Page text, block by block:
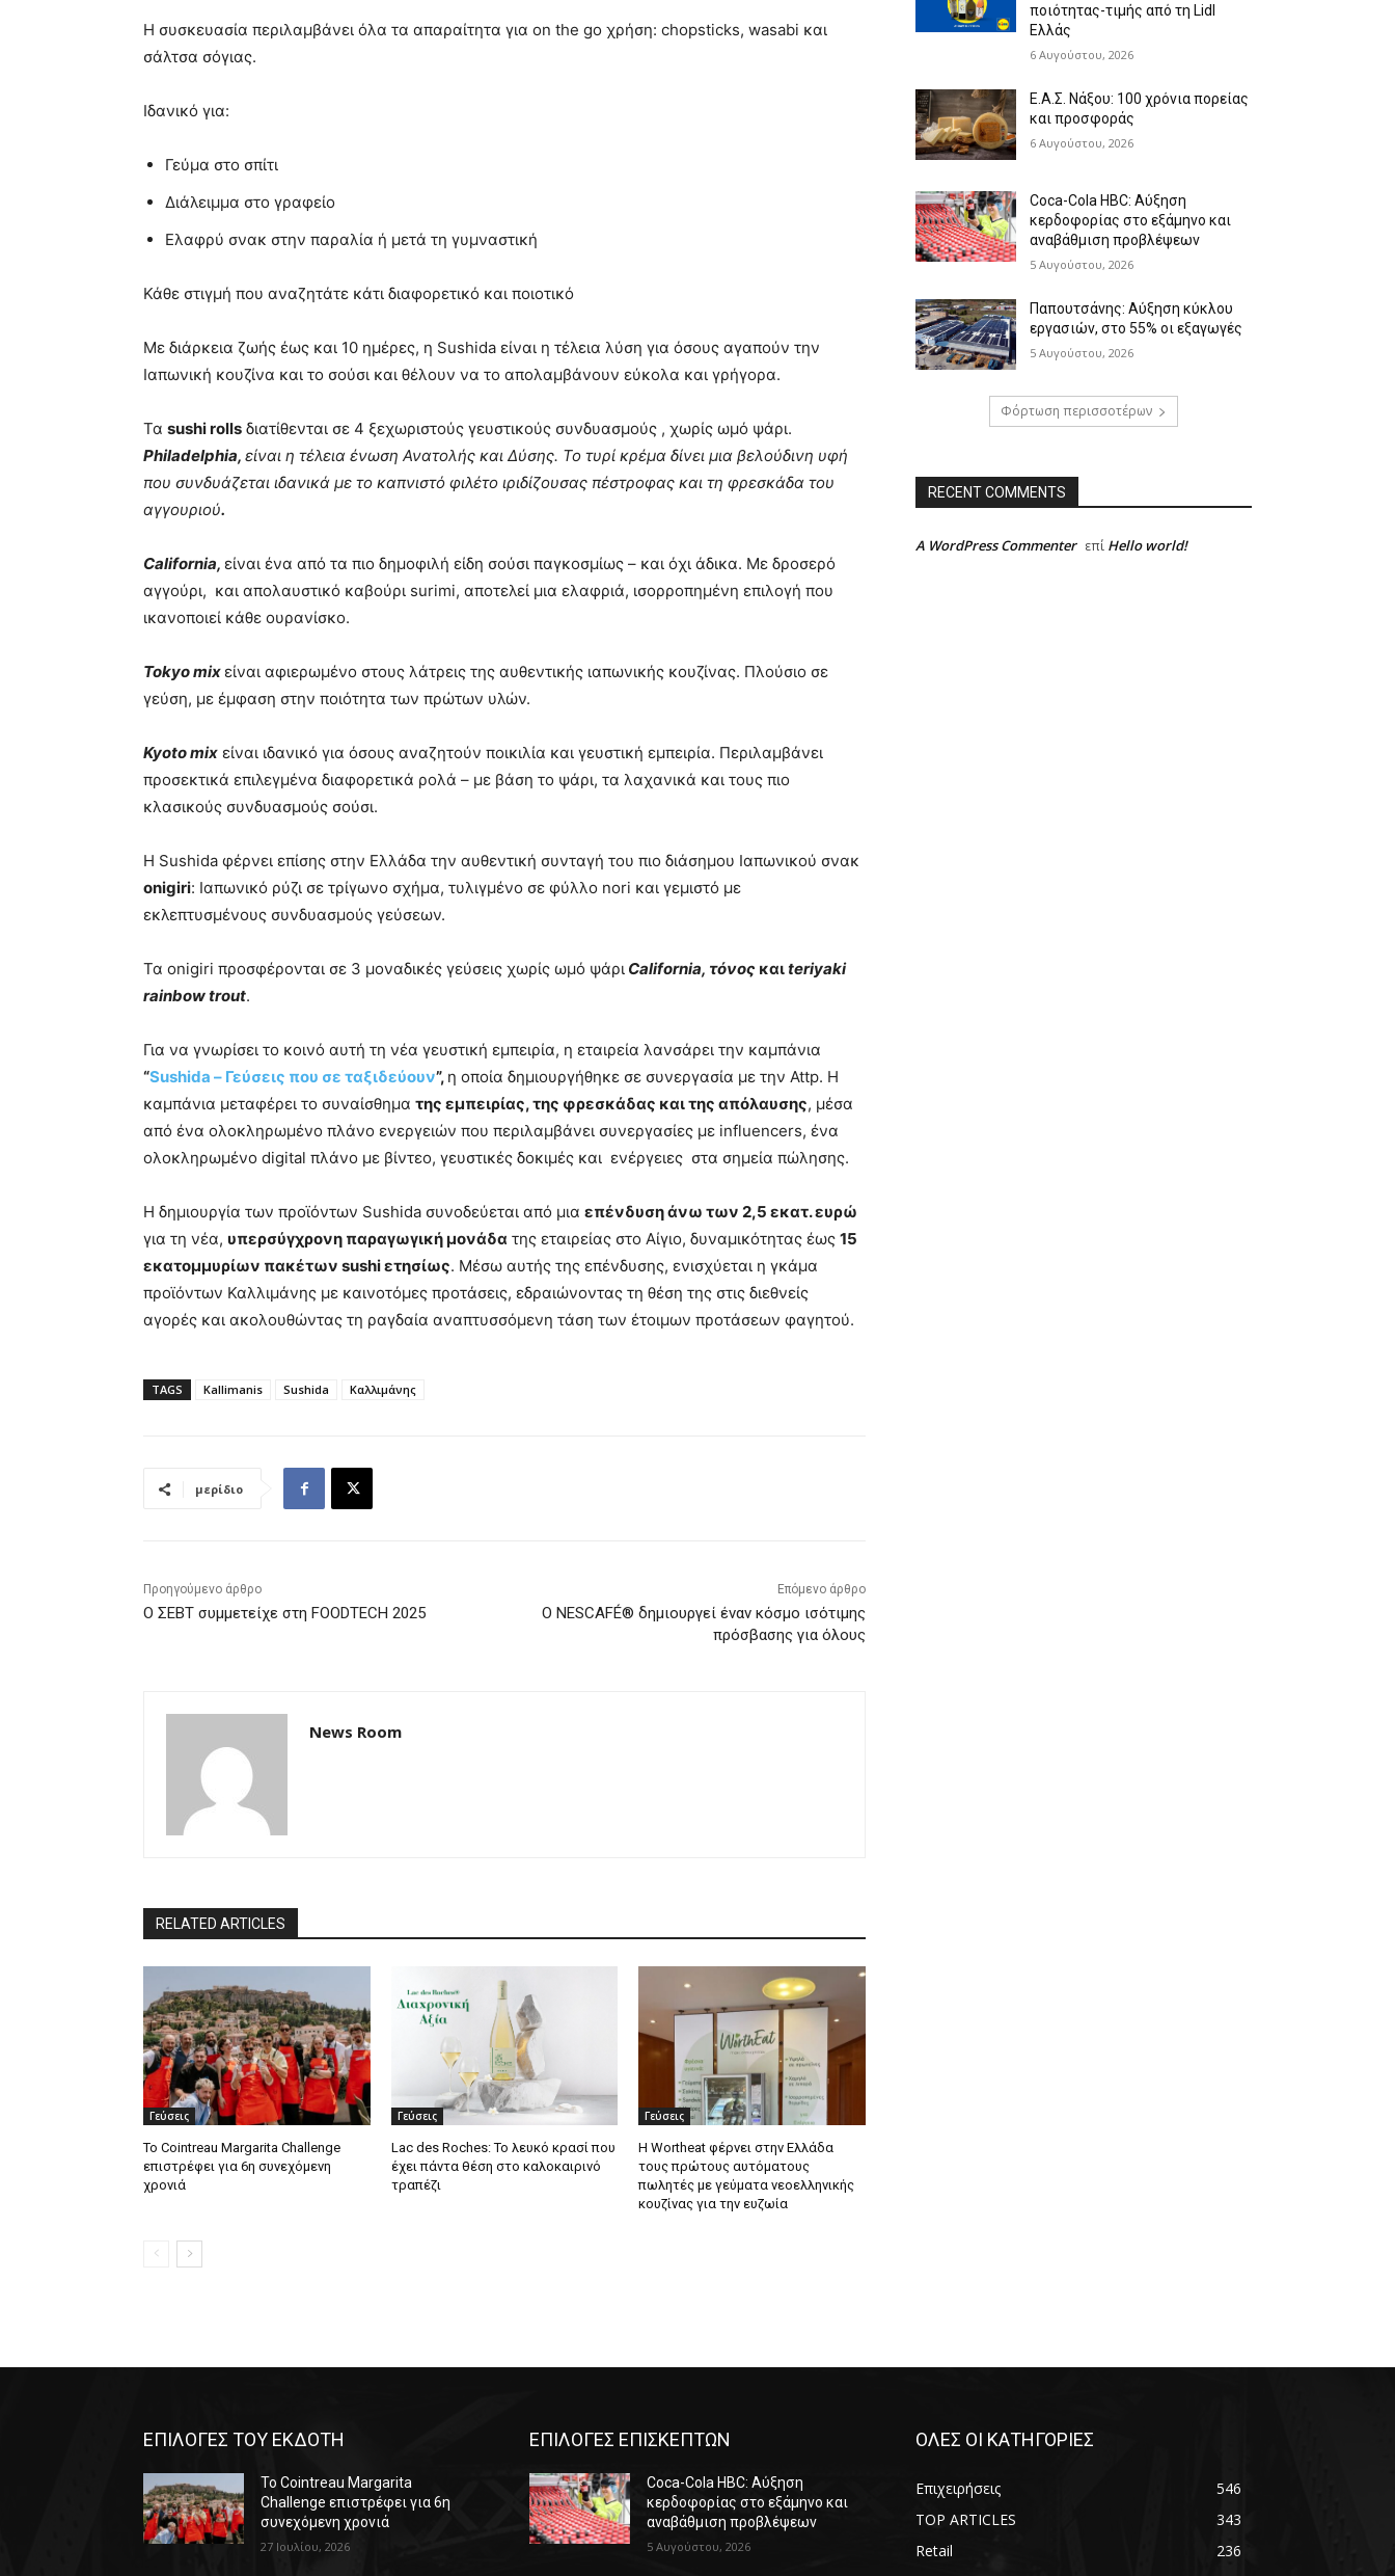
Η συσκευασία περιλαμβάνει όλα τα απαραίτητα για on the go χρήση: chopsticks, wasabi και
σάλτσα σόγιας.
Ιδανικό για:
Γεύμα στο σπίτι
Διάλειμμα στο γραφείo
Ελαφρύ σνακ στην παραλία ή μετά τη γυμναστική
Κάθε στιγμή που αναζητάτε κάτι διαφορετικό και ποιοτικό
Με διάρκεια ζωής έως και 10 ημέρες, η Sushida είναι η τέλεια λύση για όσους αγαπούν την
Ιαπωνική κουζίνα και το σούσι και θέλουν να το απολαμβάνουν εύκολα και γρήγορα.
Τα sushi rolls διατίθενται σε 4 ξεχωριστούς γευστικούς συνδυασμούς , χωρίς ωμό ψάρι.
Philadelphia, είναι η τέλεια ένωση Ανατολής και Δύσης. Το τυρί κρέμα δίνει μια βελούδινη υφή
που συνδυάζεται ιδανικά με το καπνιστό φιλέτο ιριδίζουσας πέστροφας και τη φρεσκάδα του
αγγουριού.
California, είναι ένα από τα πιο δημοφιλή είδη σούσι παγκοσμίως – και όχι άδικα. Με δροσερό
αγγούρι, και απολαυστικό καβούρι surimi, αποτελεί μια ελαφριά, ισορροπημένη επιλογή που
ικανοποιεί κάθε ουρανίσκο.
Tokyomixείναι αφιερωμένο στους λάτρεις της αυθεντικής ιαπωνικής κουζίνας. Πλούσιο σε
γεύση, με έμφαση στην ποιότητα των πρώτων υλών.
Kyotomix είναι ιδανικό για όσους αναζητούν ποικιλία και γευστική εμπειρία. Περιλαμβάνει
προσεκτικά επιλεγμένα διαφορετικά ρολά – με βάση το ψάρι, τα λαχανικά και τους πιο
κλασικούς συνδυασμούς σούσι.
H Sushida φέρνει επίσης στην Ελλάδα την αυθεντική συνταγή του πιο διάσημου Ιαπωνικού σνακ
onigiri: Ιαπωνικό ρύζι σε τρίγωνο σχήμα, τυλιγμένο σε φύλλο nori και γεμιστό με
εκλεπτυσμένους συνδυασμούς γεύσεων.
Τα onigiri προσφέρονται σε 3 μοναδικές γεύσεις χωρίς ωμό ψάρι California, τόνος καιteriyaki
rainbow trout.
Για να γνωρίσει το κοινό αυτή τη νέα γευστική εμπειρία, η εταιρεία λανσάρει την καμπάνια
“Sushida – Γεύσεις που σε ταξιδεύουν”, η οποία δημιουργήθηκε σε συνεργασία με την Attp. Η
καμπάνια μεταφέρει το συναίσθημα της εμπειρίας, της φρεσκάδας και της απόλαυσης, μέσα
από ένα ολοκληρωμένο πλάνο ενεργειών που περιλαμβάνει συνεργασίες με influencers, ένα
ολοκληρωμένο digital πλάνο με βίντεο, γευστικές δοκιμές και ενέργειες στα σημεία πώλησης.
Η δημιουργία των προϊόντων Sushida συνοδεύεται από μια επένδυση άνω των 2,5 εκατ. ευρώ
για τη νέα, υπερσύγχρονη παραγωγική μονάδα της εταιρείας στο Αίγιο, δυναμικότητας έως 15
εκατομμυρίων πακέτων sushi ετησίως. Μέσω αυτής της επένδυσης, ενισχύεται η γκάμα
προϊόντων Καλλιμάνης με καινοτόμες προτάσεις, εδραιώνοντας τη θέση της στις διεθνείς
αγορές και ακολουθώντας τη ραγδαία αναπτυσσόμενη τάση των έτοιμων προτάσεων φαγητού.
TAGS Kallimanis Sushida Καλλιμάνης
μερίδιο
Προηγούμενο άρθρο
O ΣΕΒΤ συμμετείχε στη FOODTECH 2025
Επόμενο άρθρο
Ο NESCAFÉ® δημιουργεί έναν κόσμο ισότιμης
πρόσβασης για όλους
News Room
RELATED ARTICLES
Γεύσεις
Το Cointreau Margarita Challenge
επιστρέφει για 6η συνεχόμενη
χρονιά
Γεύσεις
Lac des Roches: Το λευκό κρασί που
έχει πάντα θέση στο καλοκαιρινό
τραπέζι
Γεύσεις
Η Wortheat φέρνει στην Ελλάδα
τους πρώτους αυτόματους
πωλητές με γεύματα νεοελληνικής
κουζίνας για την ευζωία
ποιότητας-τιμής από τη Lidl
Ελλάς
6 Αυγούστου, 2026
Ε.Α.Σ. Νάξου: 100 χρόνια πορείας
και προσφοράς
6 Αυγούστου, 2026
Coca-Cola HBC: Αύξηση
κερδοφορίας στο εξάμηνο και
αναβάθμιση προβλέψεων
5 Αυγούστου, 2026
Παπουτσάνης: Αύξηση κύκλου
εργασιών, στο 55% οι εξαγωγές
5 Αυγούστου, 2026
Φόρτωση περισσοτέρων
RECENT COMMENTS
A WordPress Commenter επί Hello world!
ΕΠΙΛΟΓΕΣ ΤΟΥ ΕΚΔΟΤΗ
Το Cointreau Margarita
Challenge επιστρέφει για 6η
συνεχόμενη χρονιά
27 Ιουλίου, 2026
ΕΠΙΛΟΓΕΣ ΕΠΙΣΚΕΠΤΩΝ
Coca-Cola HBC: Αύξηση
κερδοφορίας στο εξάμηνο και
αναβάθμιση προβλέψεων
5 Αυγούστου, 2026
ΟΛΕΣ ΟΙ ΚΑΤΗΓΟΡΙΕΣ
Επιχειρήσεις
546
TOP ARTICLES
343
Retail
236